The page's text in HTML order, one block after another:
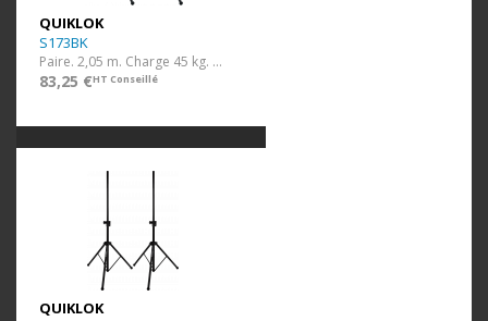
QUIKLOK
S173BK
Paire. 2,05 m. Charge 45 kg. Tube réversible 35/38 mm.
83,25 €HT Conseillé
QUIKLOK